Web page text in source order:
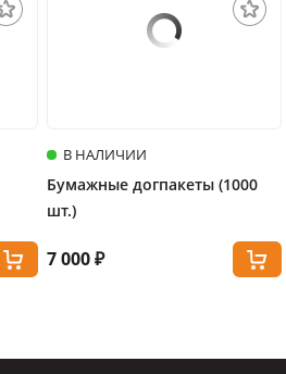
В НАЛИЧИИ
Бумажные догпакеты (1000
шт.)
7 000 ₽